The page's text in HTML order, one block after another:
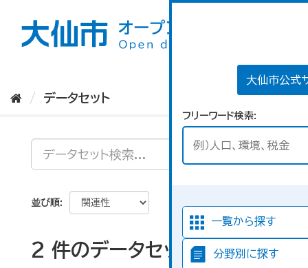
大仙市公式
フリーワード検索
一覧から探す
分野別に探す
データセット
並び順
2 件のデータセットが見つか